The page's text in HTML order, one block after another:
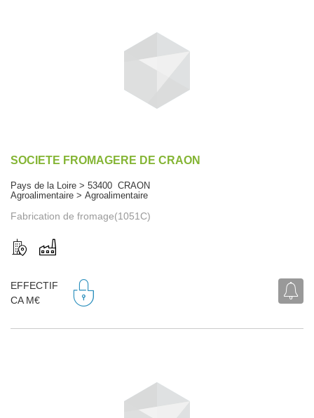
SOCIETE FROMAGERE DE CRAON
Pays de la Loire > 53400 CRAON
Agroalimentaire > Agroalimentaire
Fabrication de fromage(1051C)
EFFECTIF
CA M€